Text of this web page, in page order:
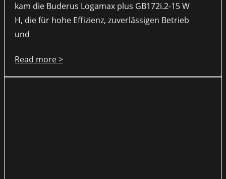
kam die Buderus Logamax plus GB172i.2-15 W
H, die für hohe Effizienz, zuverlässigen Betrieb
und
Read more >